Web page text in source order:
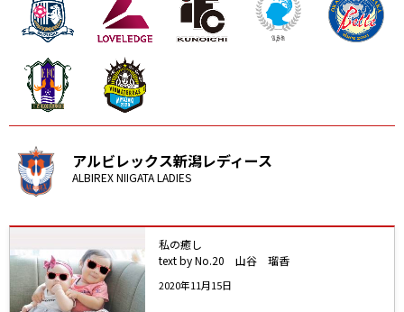
アルビレックス新潟レディース
ALBIREX NIIGATA LADIES
私の癒し
text by No.20 山谷 瑠香
2020年11月15日